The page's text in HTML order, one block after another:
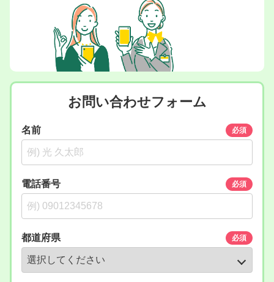
お問い合わせフォーム
名前 必須
電話番号 必須
都道府県 必須